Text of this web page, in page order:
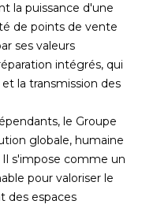
la puissance d'une
de points de vente
ses valeurs
intégrés, qui
la transmission des
le Groupe
globale, humaine
Il s'impose comme un
pour valoriser le
des espaces